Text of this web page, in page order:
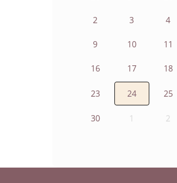
2 3 4
9 10 11
16 17 18
23 24 25
30 1 2